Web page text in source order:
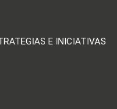
E INICIATIVAS